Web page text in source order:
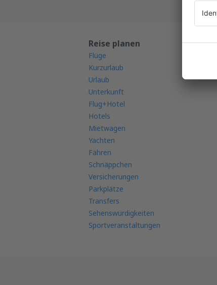
Reise planen
Flüge
Kurzurlaub
Urlaub
Unterkunft
Flug+Hotel
Hotels
Mietwagen
Yachten
Fähren
Schnäppchen
Versicherungen
Parkplätze
Transfers
Sehenswürdigkeiten
Sportveranstaltungen